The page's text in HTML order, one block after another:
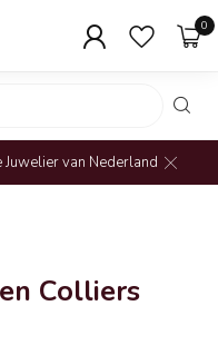
0
van Nederland
Colliers